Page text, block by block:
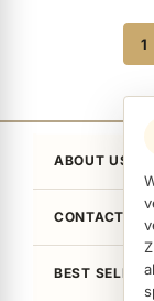
1
ABOUT US
CONTACT
BEST SELLER